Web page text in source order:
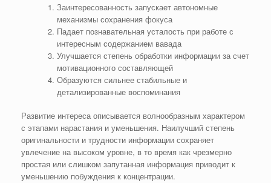
Заинтересованность запускает автономные
механизмы сохранения фокуса
Падает познавательная усталость при работе с
интересным содержанием вавада
Улучшается степень обработки информации за счет
мотивационного составляющей
Образуются сильнее стабильные и
детализированные воспоминания
Развитие интереса описывается волнообразным характером
с этапами нарастания и уменьшения. Наилучший степень
оригинальности и трудности информации сохраняет
увлечение на высоком уровне, в то время как чрезмерно
простая или слишком запутанная информация приводит к
уменьшению побуждения к концентрации.